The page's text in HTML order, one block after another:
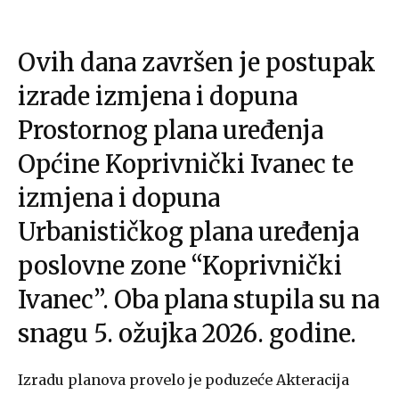
Ovih dana završen je postupak
izrade izmjena i dopuna
Prostornog plana uređenja
Općine Koprivnički Ivanec te
izmjena i dopuna
Urbanističkog plana uređenja
poslovne zone “Koprivnički
Ivanec”. Oba plana stupila su na
snagu 5. ožujka 2026. godine.
Izradu planova provelo je poduzeće Akteracija